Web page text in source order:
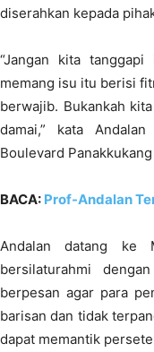
diserahkan kepada
“Jangan kita
memang isu itu berisi
berwajib. Bukankah
damai,” kata
Boulevard
BACA: Prof-Andalan
Andalan datang ke
bersilaturahmi
berpesan agar para
barisan dan tidak
dapat memantik